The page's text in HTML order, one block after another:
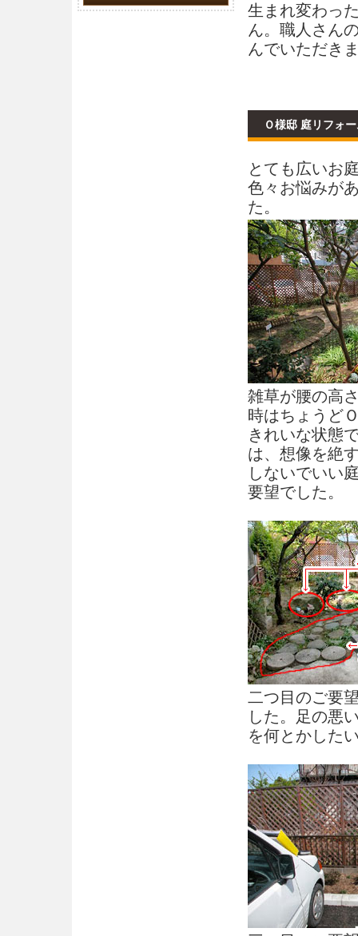
生まれ変わっ
ん。職人さん
んでいただき
Ｏ様邸 庭リフォ
とても広いお
色々お悩みが
た。
雑草が腰の高
時はちょうど
きれいな状態
は、想像を絶
しないでいい
要望でした。
二つ目のご要
した。足の悪
を何とかした